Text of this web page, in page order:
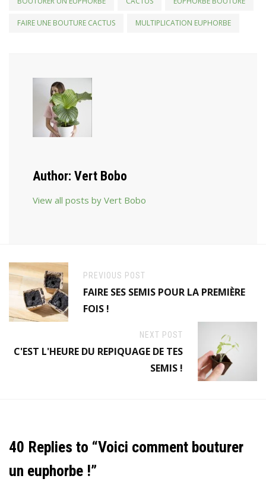
FAIRE UNE BOUTURE CACTUS MULTIPLICATION EUPHORBE
Author: Vert Bobo
View all posts by Vert Bobo
PREVIOUS POST
FAIRE SES SEMIS POUR LA PREMIÈRE
FOIS !
NEXT POST
C'EST L'HEURE DU REPIQUAGE DE TES
SEMIS !
40 Replies to “Voici comment bouturer
un euphorbe !”